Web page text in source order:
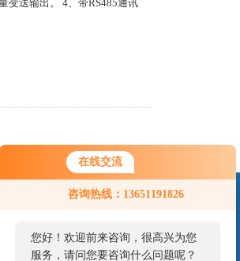
在线交流
咨询热线：13651191826
您好！欢迎前来咨询，很高兴为您
服务，请问您要咨询什么问题呢？
变送输出。 4、带RS485通讯
注我们